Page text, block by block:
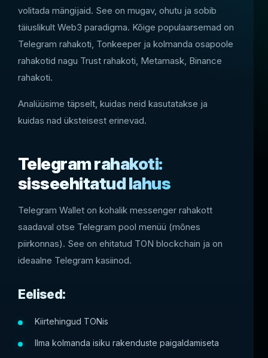
volitada mängijaid. See on mugav, ohutu ja sobib
täiuslikult Web3 paradigma. Kõige populaarsemad on
Telegram rahakoti, Tonkeeper ja kolmanda osapoole
rahakotid nagu Trust rahakoti, Metamask, Binance
rahakoti.
Analüüsime täpselt, kuidas neid kasutatakse ja
kuidas nad üksteisest erinevad.
Telegram rahakoti:
sisseehitatud lahus
Telegram Wallet on kohalik messenger rahakott
saadaval otse Telegram pool menüü (mõnes
piirkonnas). See on ehitatud TON blockchain ja on
ideaalne Telegram kasiinod.
Eelised:
Kiirtehingud TONis
Ilma kolmanda isiku rakenduste paigaldamiseta